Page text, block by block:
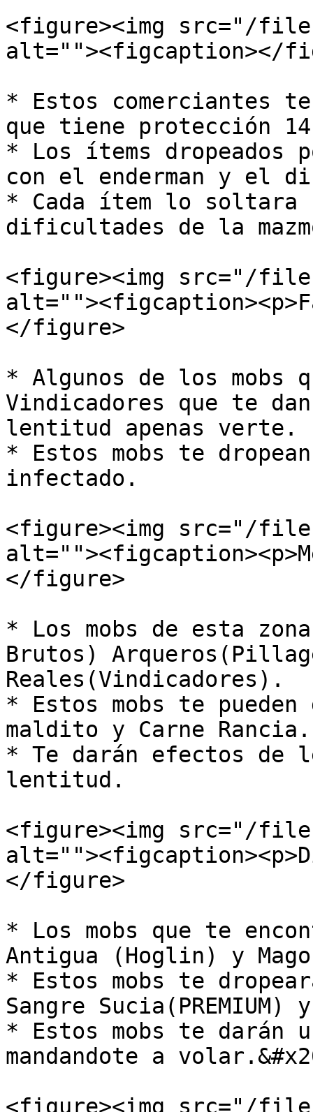
<figure><img src="/files/
alt=""><figcaption></
* Estos comerciantes
que tiene protección
* Los ítems dropeados
con el enderman y el
* Cada ítem lo soltara
dificultades de la
<figure><img src="/files/
</figure>
* Algunos de los mobs
Vindicadores que te
lentitud apenas verte.
* Estos mobs te
infectado.
<figure><img src="/
</figure>
* Los mobs de esta
Brutos)
Reales(Vindicadores).
* Estos mobs te
maldito y Carne Rancia.
* Te darán efectos
lentitud.
<figure><img src="/files/
</figure>
* Los mobs que te
Antigua (Hoglin) y
* Estos mobs te
Sangre
* Estos mobs te darán
mandandote a
<figure><img src="/files/